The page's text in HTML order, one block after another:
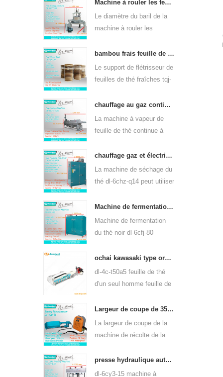
Machine à rouler les feuilles de thé vert orthodoxe 6crt-55
Le diamètre du baril de la
machine à rouler les
55 est de 550 mm, hauteur
de 400 mm, productivité
est 75kg / h
bambou frais feuille de thé wither rack tqj-20
Le support de flétrisseur de
feuilles de thé fraîches tqj-
et en acier inoxydable, peut
être utilisé dans toutes
sortes de thé.
chauffage au gaz continu machine à vapeur à feuilles de thé pour sortes de thé 6cstl-q80
La machine à vapeur de
feuille de thé continue à
q80 peut être utilisée pour
de nombreux types de thé,
tels que le thé vert, le thé
chauffage gaz et électrique machine de séchage de feuilles de thé vert 6chz-q14
La machine de séchage du
thé dl-6chz-q14 peut utiliser
naturel et de l'électricité,
peut sécher tous les types
de thé, tels que le thé vert,
Machine de fermentation de thé noir intelligente 6cfj-80
Machine de fermentation
du thé noir dl-6cfj-80
le traitement du thé noir,
laissez le thé noir
fermenter mieux.
ochai kawasaki type ordinateur de poche un-man feuille de thé plumaison récolte 4c-t50a5
dl-4c-t50a5 feuille de thé
d'un seul homme feuille de
de la machine est 450mm,
500mm, 600mm, utilisez le
moteur à essence
Largeur de coupe de 350mm électrique à piles de feuilles de thé machine à cueillir le thé 4cd-35
La largeur de coupe de la
machine de récolte de la
thé à piles électrique dl-
4cd-35 est de 350 mm, en
presse hydraulique automatique thé gâteau de thé brique appuyant sur machine 6cy3-15
dl-6cy3-15 machine à